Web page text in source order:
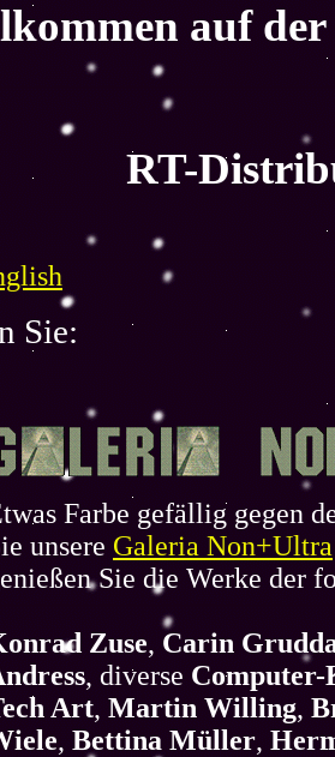
auf der
RT-
Sie:
Farbe gefällig gegen
unsere Galeria Non+Ultra
Sie die Werke der
Zuse, Carin
, diverse Computer-
Art, Martin Willing,
, Bettina Müller,